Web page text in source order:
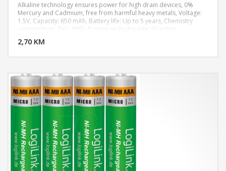
Alkaline technology ensures power for high drain devices, 0%
Mercury and Cadmium, free from harmful heavy metals, Voltage:
1.5V, Capacity: 650 mAh, Battery life: Up to 5 years, Chemistry
composition: Zinc, EMD, Potassium hydroxide, Graphite
2,70 KM